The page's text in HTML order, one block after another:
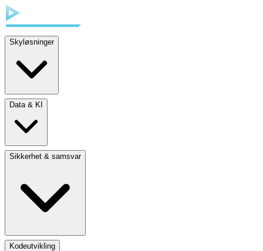
Skyløsninger
Data & KI
Sikkerhet & samsvar
Kodeutvikling